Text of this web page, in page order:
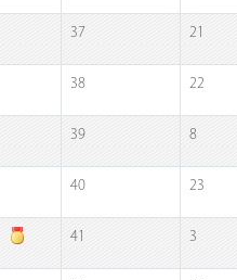
37 21
38 22
39 8
40 23
41 3